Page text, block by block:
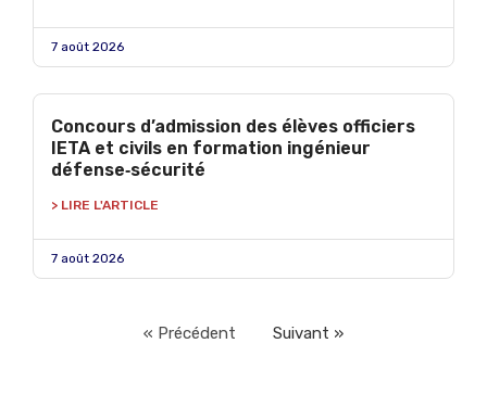
7 août 2026
Concours d’admission des élèves officiers
IETA et civils en formation ingénieur
défense‑sécurité
> LIRE L'ARTICLE
7 août 2026
« Précédent Suivant »